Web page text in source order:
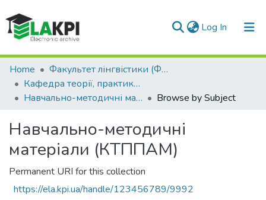
Log In (current)
Communities & Collections
All of DSpace
Home
Факультет лінгвістики (ФЛ)
Кафедра теорії, практики та перекладу англійської мови (КТППАМ)
Навчально-методичні матеріали (КТППАМ)
Browse by Subject
Навчально-методичні
матеріали (КТППАМ)
Permanent URI for this collection
https://ela.kpi.ua/handle/123456789/9992